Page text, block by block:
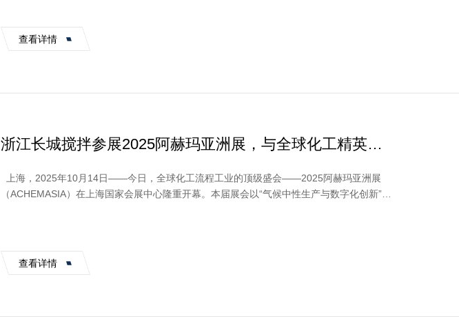
查看详情
浙江长城搅拌参展2025阿赫玛亚洲展，与全球化工精英共
‌ 上海，2025年10月14日‌——今日，全球化工流程工业的顶级盛会——2025阿赫玛亚洲展
（ACHEMASIA）在上海国家会展中心隆重开幕。本届展会以“气候中性生产与数字化创新”为
查看详情